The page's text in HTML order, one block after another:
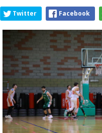
Twitter Facebook